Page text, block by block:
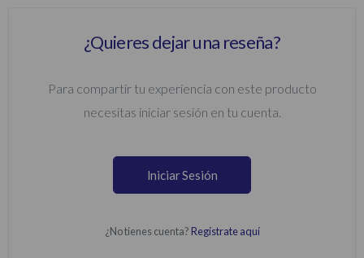
¿Quieres dejar una reseña?
Para compartir tu experiencia con este producto
necesitas iniciar sesión en tu cuenta.
Iniciar Sesión
¿No tienes cuenta? Regístrate aquí